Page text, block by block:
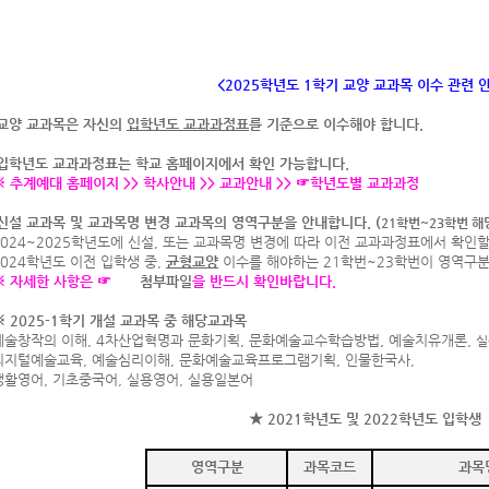
<2025학년도 1학기 교양 교과목 이수 관련
양 교과목은 자신의 입학년도 교과과정표를 기준으로 이수해야 합니다.
학년도 교과과정표는 학교 홈페이지에서 확인 가능합니다
추계예대 홈페이지 >> 학사안내 >> 교과안내 >> ☞학년도별 교과과정
설 교과목 및 교과목명 변경 교과목의 영역구분을 안내합니다. (21학번~23학번 해
학년도에 신설, 또는 교과목명 변경에 따라 이전 교과과정표에서 확인
학년도 이전 입학생 중, 균형교양 이수를 해야하는 21학번~23학번이 영역구
자세 한 사항은 ☞ 첨부파일을 반드시 확인바랍니다.
2025-1학기 개설 교과목 중 해당교과목
창작의 이해
, 4차산업혁명과 문화기획 문화예술교수학습방법 예술치유개론
털예술교육, 예술심리이해, 문화예술교육프로그램기획, 인물한국사,
영어, 기초중국어, 실용영어, 실용일본어
★ 2021학년도 및 2022학년도 입학생
영역구분 과목코드 과목